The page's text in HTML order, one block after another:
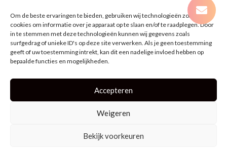
Om de beste ervaringen te bieden, gebruiken wij technologieën zoals
cookies om informatie over je apparaat op te slaan en/of te raadplegen. Door
in te stemmen met deze technologieën kunnen wij gegevens zoals
surfgedrag of unieke ID's op deze site verwerken. Als je geen toestemming
geeft of uw toestemming intrekt, kan dit een nadelige invloed hebben op
bepaalde functies en mogelijkheden.
Accepteren
Weigeren
Bekijk voorkeuren
Dit zijn wij
Contact
Laan Nieuwer-Amstel 3
1182 JR Amstelveen